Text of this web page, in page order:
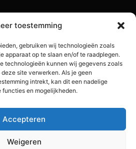
toestemming
gebruiken wij technologieën zoals
apparaat op te slaan en/of te raadplegen.
technologieën kunnen wij gegevens zoals
site verwerken. Als je geen
intrekt, kan dit een nadelige
functies en mogelijkheden.
Accepteren
Weigeren